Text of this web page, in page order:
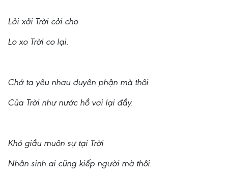
Lởi xởi Trời cởi cho
Lo xo Trời co lại.
Chớ ta yêu nhau duyên phận mà thôi
Của Trời như nước hồ vơi lại đầy.
Khó giầu muôn sự tại Trời
Nhân sinh ai cũng kiếp người mà thôi.